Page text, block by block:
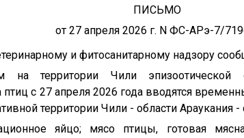
ПИСЬМО
от 27 апреля 2026 г. N ФС-АРэ-7/
и фитосанитарному надзору
территории Чили эпизоотической
птиц с 27 апреля 2026 года вводятся
территории Чили - области Араукания
яйцо; мясо птицы, готовая